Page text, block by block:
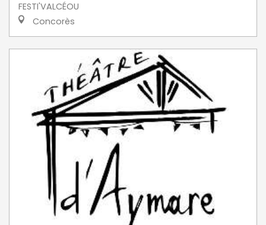
FESTI'VALCÉOU
Concorès